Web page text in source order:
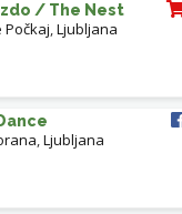
/ The Nest
,Ljubljana
,Ljubljana